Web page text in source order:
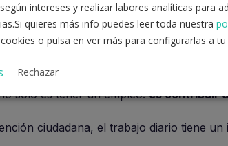
por quienes buscan un equilibrio entre
solo es tener un empleo:es contribuir
ciudadana, el trabajo diario tiene
intereses y realizar labores analíticas para
quieres más info puedes leer toda nuestra
o pulsa en ver más para configurarlas a
Rechazar